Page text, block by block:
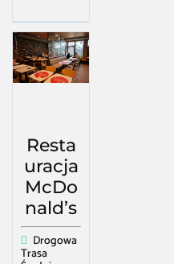
Resta
uracja
McDo
nald’s
Drogowa
Trasa